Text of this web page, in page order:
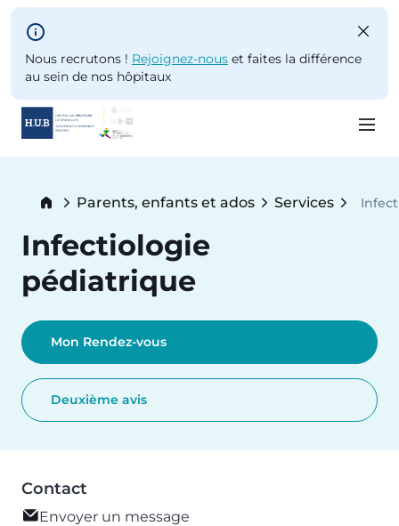
Skip to main content
Nous recrutons ! Rejoignez-nous et faites la différence
au sein de nos hôpitaux
content
Breadcrumb
Parents, enfants et ados Services
Infectiologie
pédiatrique
Mon Rendez-vous
Deuxième avis
Contact
Envoyer un message